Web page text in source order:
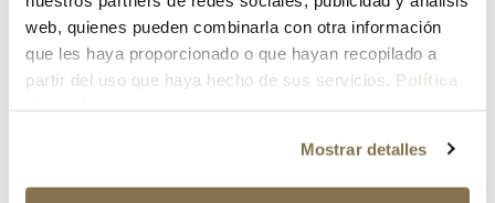
web, quienes pueden combinarla con otra información
que les haya proporcionado o que hayan recopilado a
partir del uso que haya hecho de sus servicios. Política
Mostrar detalles